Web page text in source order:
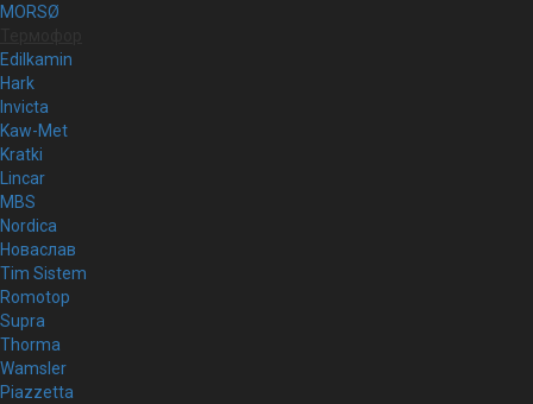
MORSØ
Edilkamin
Hark
Invicta
Kaw-Met
Kratki
Lincar
MBS
Nordica
Новаслав
Tim Sistem
Romotop
Supra
Thorma
Wamsler
Piazzetta